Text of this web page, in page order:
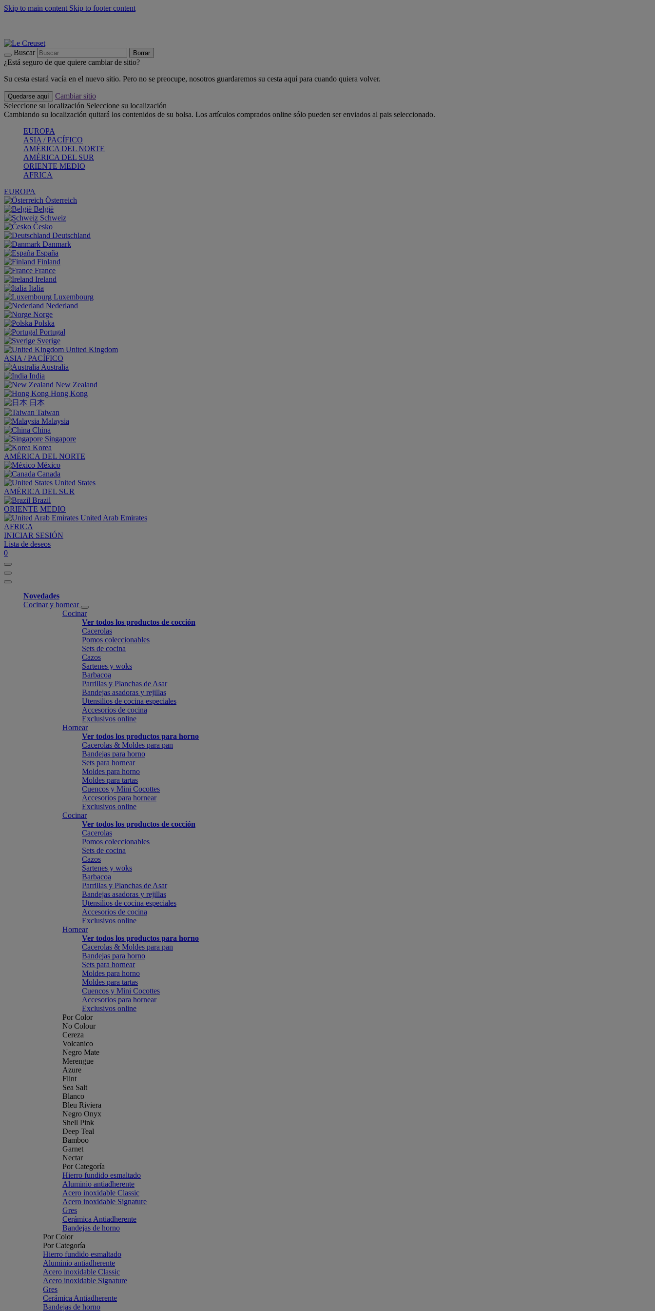
Skip to main content Skip to footer content
Buscar Borrar
¿Está seguro de que quiere cambiar de sitio?
Su cesta estará vacía en el nuevo sitio. Pero no se preocupe, nosotros guardaremos su cesta aquí para cuando quiera volver.
Quedarse aquí
Cambiar sitio
Seleccione su localización Seleccione su localización
Cambiando su localización quitará los contenidos de su bolsa. Los artículos comprados online sólo pueden ser enviados al pais seleccionado.
EUROPA
ASIA / PACÍFICO
AMÉRICA DEL NORTE
AMÉRICA DEL SUR
ORIENTE MEDIO
AFRICA
EUROPA
Österreich
België
Schweiz
Česko
Deutschland
Danmark
España
Finland
France
Ireland
Italia
Luxembourg
Nederland
Norge
Polska
Portugal
Sverige
United Kingdom
ASIA / PACÍFICO
Australia
India
New Zealand
Hong Kong
日本
Taiwan
Malaysia
China
Singapore
Korea
AMÉRICA DEL NORTE
México
Canada
United States
AMÉRICA DEL SUR
Brazil
ORIENTE MEDIO
United Arab Emirates
AFRICA
INICIAR SESIÓN
Lista de deseos
0
Novedades
Cocinar y hornear
Cocinar
Ver todos los productos de cocción
Cacerolas
Pomos coleccionables
Sets de cocina
Cazos
Sartenes y woks
Barbacoa
Parrillas y Planchas de Asar
Bandejas asadoras y rejillas
Utensilios de cocina especiales
Accesorios de cocina
Exclusivos online
Hornear
Ver todos los productos para horno
Cacerolas & Moldes para pan
Bandejas para horno
Sets para hornear
Moldes para horno
Moldes para tartas
Cuencos y Mini Cocottes
Accesorios para hornear
Exclusivos online
Cocinar
Ver todos los productos de cocción
Cacerolas
Pomos coleccionables
Sets de cocina
Cazos
Sartenes y woks
Barbacoa
Parrillas y Planchas de Asar
Bandejas asadoras y rejillas
Utensilios de cocina especiales
Accesorios de cocina
Exclusivos online
Hornear
Ver todos los productos para horno
Cacerolas & Moldes para pan
Bandejas para horno
Sets para hornear
Moldes para horno
Moldes para tartas
Cuencos y Mini Cocottes
Accesorios para hornear
Exclusivos online
Por Color
No Colour
Cereza
Volcanico
Negro Mate
Merengue
Azure
Flint
Sea Salt
Blanco
Bleu Riviera
Negro Onyx
Shell Pink
Deep Teal
Bamboo
Garnet
Nectar
Por Categoría
Hierro fundido esmaltado
Aluminio antiadherente
Acero inoxidable Classic
Acero inoxidable Signature
Gres
Cerámica Antiadherente
Bandejas de horno
Por Color
Por Categoría
Hierro fundido esmaltado
Aluminio antiadherente
Acero inoxidable Classic
Acero inoxidable Signature
Gres
Cerámica Antiadherente
Bandejas de horno